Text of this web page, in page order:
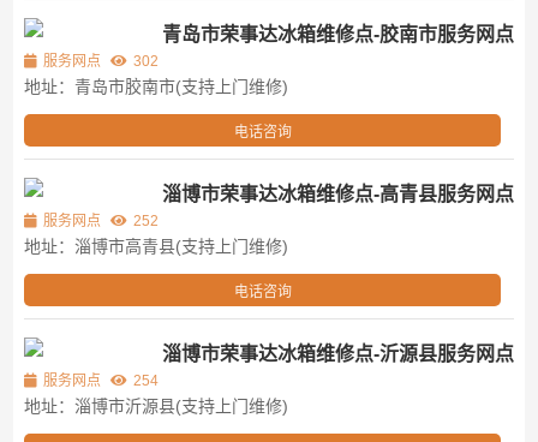
青岛市荣事达冰箱维修点-胶南市服务网点
服务网点 302
地址：青岛市胶南市(支持上门维修)
电话咨询
淄博市荣事达冰箱维修点-高青县服务网点
服务网点 252
地址：淄博市高青县(支持上门维修)
电话咨询
淄博市荣事达冰箱维修点-沂源县服务网点
服务网点 254
地址：淄博市沂源县(支持上门维修)